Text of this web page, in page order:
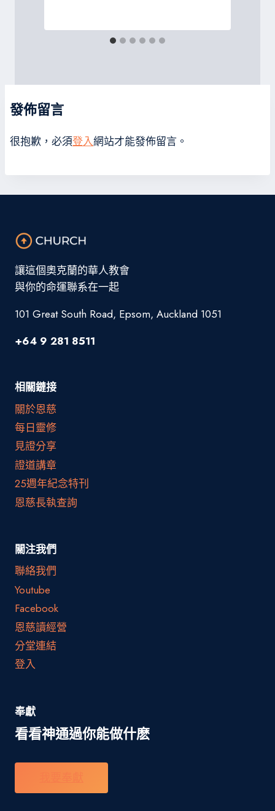
發佈留言
很抱歉，必須登入網站才能發佈留言。
讓這個奧克蘭的華人教會
與你的命運聯系在一起
101 Great South Road, Epsom, Auckland 1051
+64 9 281 8511
相關鏈接
關於恩慈
每日靈修
見證分享
證道講章
25週年紀念特刊
恩慈長執查詢
關注我們
聯絡我們
Youtube
Facebook
恩慈讀經營
分堂連結
登入
奉獻
看看神通過你能做什麽